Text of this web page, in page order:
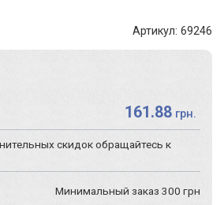
Артикул: 69246
161.88 грн.
скидок обращайтесь к
Минимальный заказ 300 грн